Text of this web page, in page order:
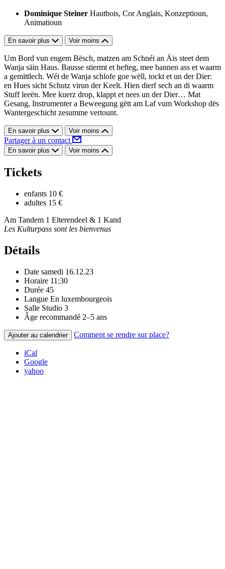
Dominique Steiner Hautbois, Cor Anglais, Konzeptioun,
Animatioun
En savoir plus Voir moins
Um Bord vun engem Bësch, matzen am Schnéi an Äis steet dem
Wanja säin Haus. Bausse stiermt et hefteg, mee bannen ass et waarm
a gemittlech. Wéi de Wanja schlofe goe wëll, tockt et un der Dier:
en Hues sicht Schutz virun der Keelt. Hien dierf sech an di waarm
Stuff leeën. Mee kuerz drop, klappt et nees un der Dier… Mat
Gesang, Instrumenter a Beweegung gëtt am Laf vum Workshop dës
Wantergeschicht zesumme vertount.
En savoir plus Voir moins
Partager à un contact
En savoir plus Voir moins
Tickets
enfants 10 €
adultes 15 €
Am Tandem 1 Elterendeel & 1 Kand
Les Kulturpass sont les bienvenus
Détails
Date samedi 16.12.23
Horaire 11:30
Durée 45
Langue En luxembourgeois
Salle Studio 3
Âge recommandé 2–5 ans
Ajouter au calendrier Comment se rendre sur place?
iCal
Google
yahoo